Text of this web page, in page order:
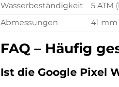
Wasserbeständigkeit
5 ATM
Abmessungen
41
FAQ – Häufig
Ist die Google Pixel